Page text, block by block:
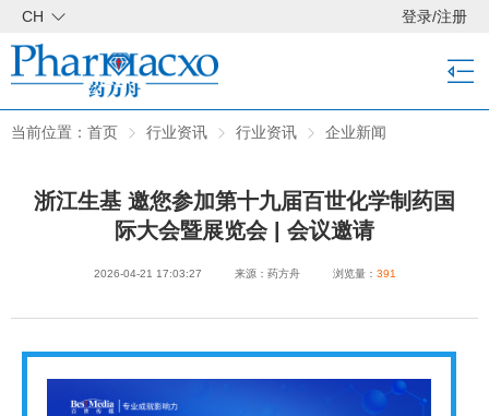
CH 登录/注册
当前位置： 首页 行业资讯 行业资讯 企业新闻
浙江生基 邀您参加第十九届百世化学制药国
际大会暨展览会 | 会议邀请
2026-04-21 17:03:27 来源：药方舟 浏览量： 391